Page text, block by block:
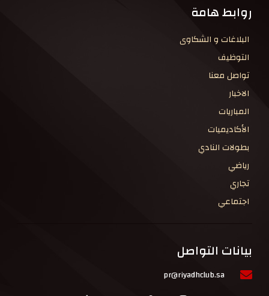
روابط هامة
البلاغات و الشكاوى
التوظيف
تواصل معنا
الاخبار
المباريات
الأكاديميات
بطولات النادي
رياضي
تجاري
اجتماعي
بيانات التواصل
pr@riyadhclub.sa